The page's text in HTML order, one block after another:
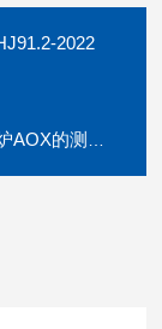
2022
仪高纯材质